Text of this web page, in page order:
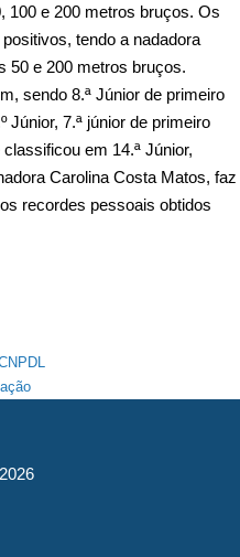
100 e 200 metros bruços. Os
tendo a nadadora
50 e 200 metros bruços.
sendo 8.ª Júnior de primeiro
Júnior, 7.ª júnior de primeiro
em 14.ª Júnior,
Carolina Costa Matos, faz
recordes pessoais obtidos